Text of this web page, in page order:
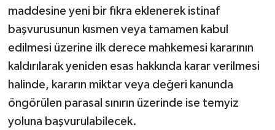
maddesine yeni bir fıkra eklenerek istinaf
başvurusunun kısmen veya tamamen kabul
edilmesi üzerine ilk derece mahkemesi kararının
kaldırılarak yeniden esas hakkında karar verilmesi
halinde, kararın miktar veya değeri kanunda
öngörülen parasal sınırın üzerinde ise temyiz
yoluna başvurulabilecek.